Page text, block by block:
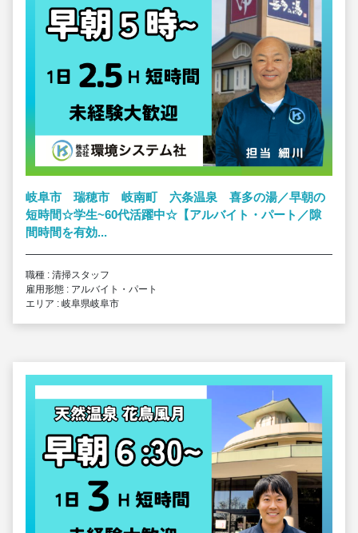
岐阜市 瑞穂市 岐南町 六条温泉 喜多の湯／早朝の
短時間☆学生~60代活躍中☆【アルバイト・パート／隙
間時間を有効...
職種 : 清掃スタッフ
雇用形態 : アルバイト・パート
エリア : 岐阜県岐阜市